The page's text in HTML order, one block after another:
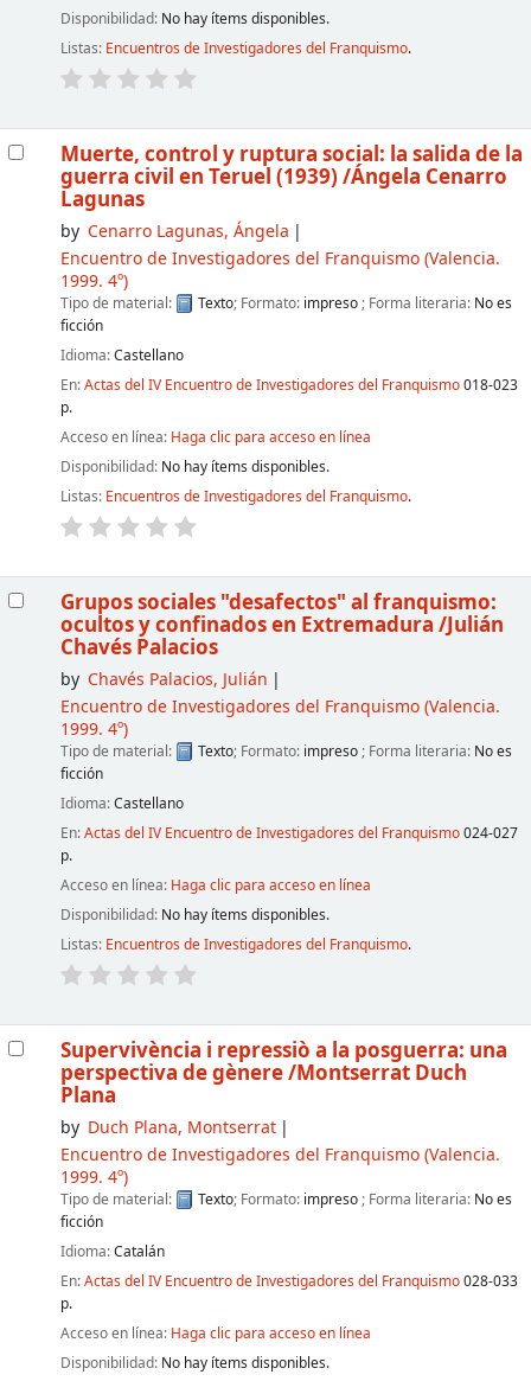
Disponibilidad: No hay ítems disponibles.
Listas: Encuentros de Investigadores del Franquismo.
Muerte, control y ruptura social: la salida de la
guerra civil en Teruel (1939) /Ángela Cenarro
Lagunas
by Cenarro Lagunas, Ángela
Encuentro de Investigadores del Franquismo(Valencia.
1999. 4º)
Tipo de material: Texto; Formato: impreso ; Forma literaria: No es
ficción
Idioma:Castellano
En:Actas del IV Encuentro de Investigadores del Franquismo018-023
p.
Acceso en línea: Haga clic para acceso en línea
Disponibilidad: No hay ítems disponibles.
Listas: Encuentros de Investigadores del Franquismo.
Grupos sociales "desafectos" al franquismo:
ocultos y confinados en Extremadura /Julián
Chavés Palacios
by Chavés Palacios, Julián
Encuentro de Investigadores del Franquismo(Valencia.
1999. 4º)
Tipo de material: Texto; Formato: impreso ; Forma literaria: No es
ficción
Idioma:Castellano
En:Actas del IV Encuentro de Investigadores del Franquismo024-027
p.
Acceso en línea: Haga clic para acceso en línea
Disponibilidad: No hay ítems disponibles.
Listas: Encuentros de Investigadores del Franquismo.
Supervivència i repressiò a la posguerra: una
perspectiva de gènere/Montserrat Duch
Plana
by Duch Plana, Montserrat
Encuentro de Investigadores del Franquismo(Valencia.
1999. 4º)
Tipo de material: Texto; Formato: impreso ; Forma literaria: No es
ficción
Idioma:Catalán
En:Actas del IV Encuentro de Investigadores del Franquismo028-033
p.
Acceso en línea: Haga clic para acceso en línea
Disponibilidad: No hay ítems disponibles.